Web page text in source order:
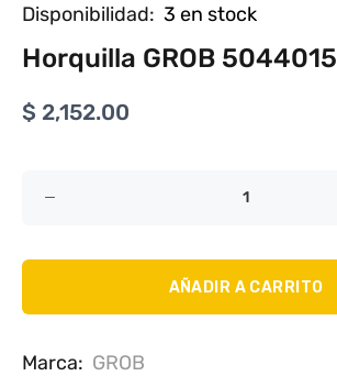
Disponibilidad: 3 en stock
Horquilla GROB 5044015
$ 2,152.00
AÑADIR A CARRITO
Marca: GROB